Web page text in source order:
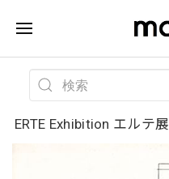
ERTE Exhibition エルテ展